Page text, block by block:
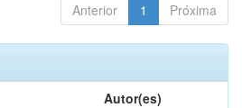
Anterior 1 Próxima
Autor(es)